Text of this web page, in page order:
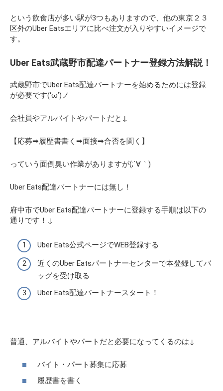
という飲食店が多い駅が3つもありますので、他の東京２３
区外のUber Eatsエリアに比べ注文が入りやすいイメージで
す。
Uber Eats武蔵野市配達パートナー登録方法解説！
武蔵野市でUber Eats配達パートナーを始めるためには登録
が必要です(‘ω’)ノ
会社員やアルバイトやパートだと↓
【応募➡履歴書書く➡面接➡合否を聞く】
っていう面倒臭い作業がありますが(;´∀｀)
Uber Eats配達パートナーには無し！
府中市でUber Eats配達パートナーに登録する手順は以下の
通りです！↓
Uber Eats公式ページでWEB登録する
近くのUber Eatsパートナーセンターで本登録してバ
ッグを受け取る
Uber Eats配達パートナースタート！
普通、アルバイトやパートだと必要になってくるのは↓
バイト・パート募集に応募
履歴書を書く